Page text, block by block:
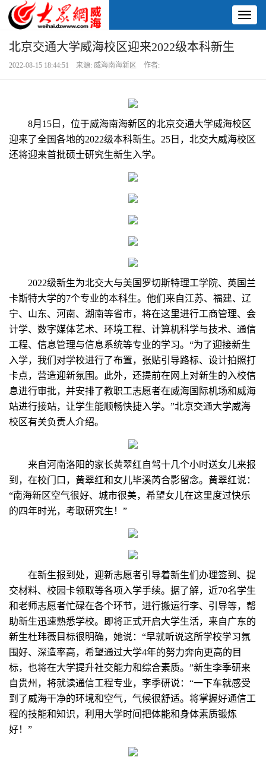
北京交通大学威海校区迎来2022级本科新生
2022-08-15 18:44:51 来源: 威海南海新区 作者:
8月15日，位于威海南海新区的北京交通大学威海校区
迎来了全国各地的2022级本科新生。25日，北交大威海校区
还将迎来首批硕士研究生新生入学。
2022级新生为北交大与美国罗切斯特理工学院、英国兰
卡斯特大学的7个专业的本科生。他们来自江苏、福建、辽
宁、山东、河南、湖南等省市，将在这里进行工商管理、会
计学、数字媒体艺术、环境工程、计算机科学与技术、通信
工程、信息管理与信息系统等专业的学习。“为了迎接新生
入学，我们对学校进行了布置，张贴引导路标、设计拍照打
卡点，营造迎新氛围。此外，还提前在网上对新生的入校信
息进行审批，并安排了教职工志愿者在威海国际机场和威海
站进行接站，让学生能顺畅快捷入学。”北京交通大学威海
校区有关负责人介绍。
来自河南洛阳的家长黄翠红自驾十几个小时送女儿来报
到，在校门口，黄翠红和女儿毕溪芮合影留念。黄翠红说：
“南海新区空气很好、城市很美，希望女儿在这里度过快乐
的四年时光，考取研究生！”
在新生报到处，迎新志愿者引导着新生们办理签到、提
交材料、校园卡领取等各项入学手续。据了解，近70名学生
和老师志愿者忙碌在各个环节，进行搬运行李、引导等，帮
助新生迅速熟悉学校。即将正式开启大学生活，来自广东的
新生杜玮薇目标很明确，她说：“早就听说这所学校学习氛
围好、深造率高，希望通过大学4年的努力奔向更高的目
标，也将在大学提升社交能力和综合素质。”新生李季研来
自贵州，将就读通信工程专业，李季研说：“一下车就感受
到了威海干净的环境和空气，气候很舒适。将掌握好通信工
程的技能和知识，利用大学时间把体能和身体素质锻炼
好！”